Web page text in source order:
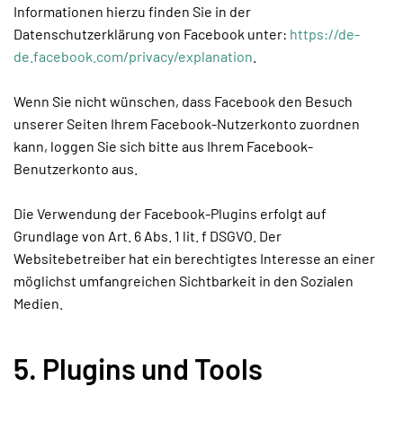
Informationen hierzu finden Sie in der
Datenschutzerklärung von Facebook unter: https://de-
de.facebook.com/privacy/explanation
Wenn Sie nicht wünschen, dass Facebook den Besuch
unserer Seiten Ihrem Facebook-Nutzerkonto zuordnen
kann, loggen Sie sich bitte aus Ihrem Facebook-
Benutzerkonto aus.
Die Verwendung der Facebook-Plugins erfolgt auf
Grundlage von Art. 6 Abs. 1 lit. f DSGVO. Der
Websitebetreiber hat ein berechtigtes Interesse an einer
möglichst umfangreichen Sichtbarkeit in den Sozialen
Medien.
5. Plugins und Tools